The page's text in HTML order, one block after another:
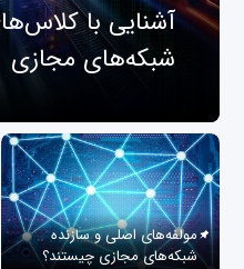
آشنایی با
شبکه‌های مجازی
مولفه‌های اصلی و سازنده
شبکه‌های مجازی چیستند؟